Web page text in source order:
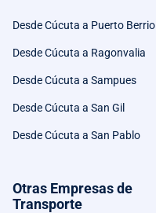
Desde Cúcuta a Puerto Berrio
Desde Cúcuta a Ragonvalia
Desde Cúcuta a Sampues
Desde Cúcuta a San Gil
Desde Cúcuta a San Pablo
Otras Empresas de
Transporte